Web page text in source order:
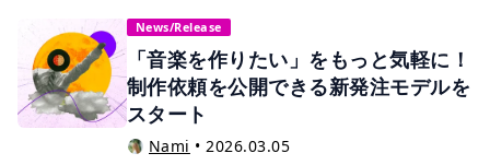
News/Release
「音楽を作りたい」をもっと気軽に！
制作依頼を公開できる新発注モデルを
スタート
Nami •2026.03.05